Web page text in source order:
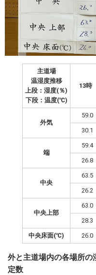
主道場
温湿度推移
上段：湿度(％)
下段：温度(℃)
13時
外気
59.0
30.1
端
59.4
26.8
中央
63.5
26.2
中央上部
63.0
28.3
中央床面(℃) 26.0
外と主道場内の各場所の
定数